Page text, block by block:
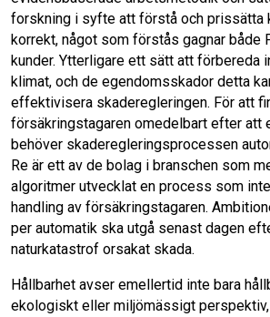
forskning i syfte att förstå och prissätta
korrekt, något som förstås gagnar både
kunder. Ytterligare ett sätt att förbereda
klimat, och de egendomsskador detta
effektivisera skaderegleringen. För att
försäkringstagaren omedelbart efter att
behöver skaderegleringsprocessen
Re är ett av de bolag i branschen som
algoritmer utvecklat en process som
handling av försäkringstagaren.
per automatik ska utgå senast dagen
naturkatastrof orsakat skada.
Hållbarhet avser emellertid inte bara
ekologiskt eller miljömässigt